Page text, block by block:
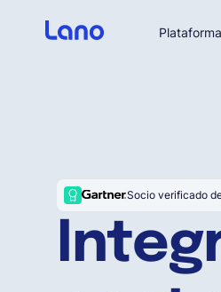
Plataforma
Socio verificado